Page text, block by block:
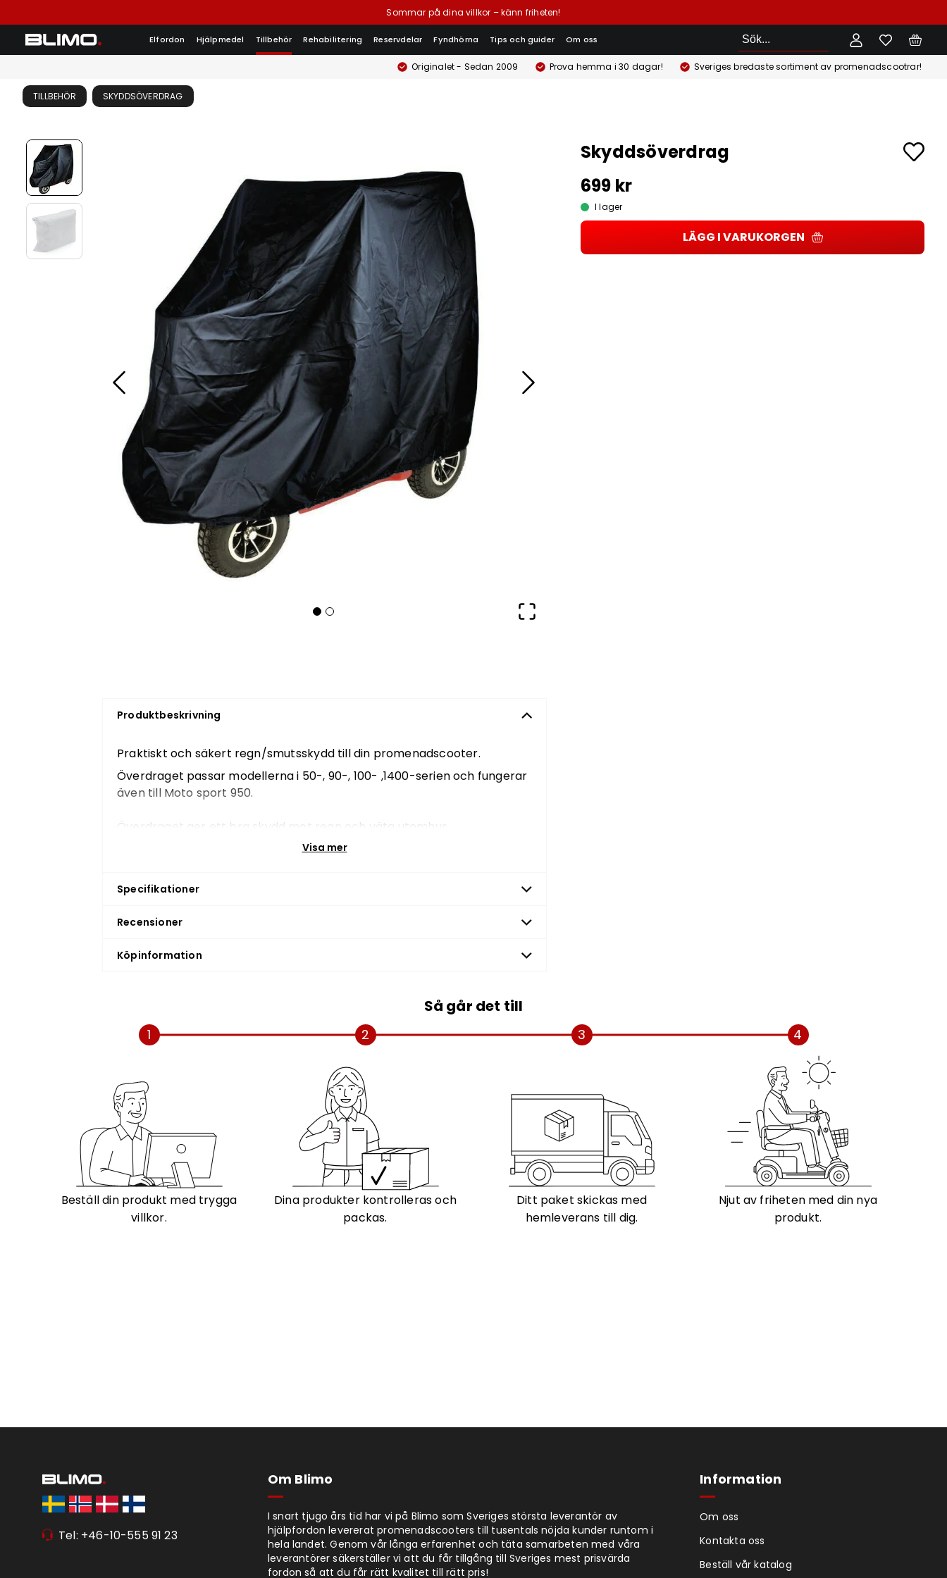
Sommar på dina villkor – känn friheten!
Elfordon Hjälpmedel Tillbehör Rehabilitering Reservdelar Fyndhörna Tips och guider Om oss Sök
Originalet - Sedan 2009 Prova hemma i 30 dagar! Sveriges bredaste sortiment av promenadscootrar!
TILLBEHÖR SKYDDSÖVERDRAG
Skyddsöverdrag
699 kr
I lager
LÄGG I VARUKORGEN
Produktbeskrivning
Praktiskt och säkert regn/smutsskydd till din promenadscooter.
Överdraget passar modellerna i 50-, 90-, 100- ,1400-serien och fungerar
även till Moto sport 950.
Överdraget ger ett bra skydd mot regn och väta utomhus.
Vi rekommenderar att skyddet används vid all långvarig förvaring, alltså
Visa mer
Specifikationer
Recensioner
Köpinformation
Så går det till
1
Beställ din produkt med trygga
villkor.
2
Dina produkter kontrolleras och
packas.
3
Ditt paket skickas med
hemleverans till dig.
4
Njut av friheten med din nya
produkt.
Tel: +46-10-555 91 23
Om Blimo
I snart tjugo års tid har vi på Blimo som Sveriges största leverantör av
hjälpfordon levererat promenadscooters till tusentals nöjda kunder runtom i
hela landet. Genom vår långa erfarenhet och täta samarbeten med våra
leverantörer säkerställer vi att du får tillgång till Sveriges mest prisvärda
fordon så att du får rätt kvalitet till rätt pris!
Information
Om oss
Kontakta oss
Beställ vår katalog